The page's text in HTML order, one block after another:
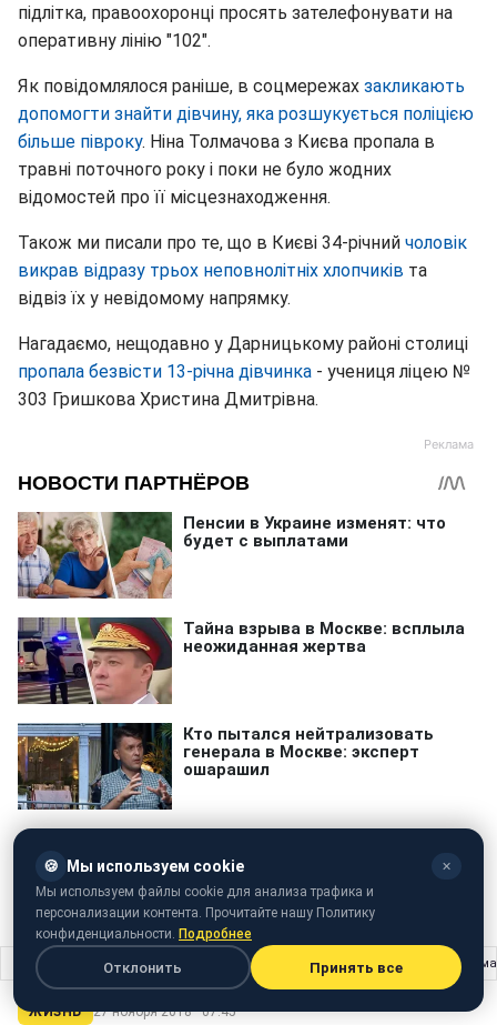
підлітка, правоохоронці просять зателефонувати на
оперативну лінію "102".
Як повідомлялося раніше, в соцмережах закликають
допомогти знайти дівчину, яка розшукується поліцією
більше півроку. Ніна Толмачова з Києва пропала в
травні поточного року і поки не було жодних
відомостей про її місцезнаходження.
Також ми писали про те, що в Києві 34-річний чоловік
викрав відразу трьох неповнолітніх хлопчиків та
відвіз їх у невідомому напрямку.
Нагадаємо, нещодавно у Дарницькому районі столиці
пропала безвісти 13-річна дівчинка - учениця ліцею №
303 Гришкова Христина Дмитрівна.
Львов пропал ребенок Помогите найти пропал человек
Главная Жизнь › Лайфхаки, про які ви не знали: поради юриста, як
ЖИЗНЬ 27 ноября 2018 · 07:45
🍪 Мы используем cookie ✕
Мы используем файлы cookie для анализа трафика и
персонализации контента. Прочитайте нашу Политику
конфиденциальности. Подробнее
Отклонить Принять все